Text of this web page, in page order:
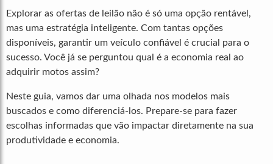
Explorar as ofertas de leilão não é só uma opção rentável,
mas uma estratégia inteligente. Com tantas opções
disponíveis, garantir um veículo confiável é crucial para o
sucesso. Você já se perguntou qual é a economia real ao
adquirir motos assim?
Neste guia, vamos dar uma olhada nos modelos mais
buscados e como diferenciá-los. Prepare-se para fazer
escolhas informadas que vão impactar diretamente na sua
produtividade e economia.